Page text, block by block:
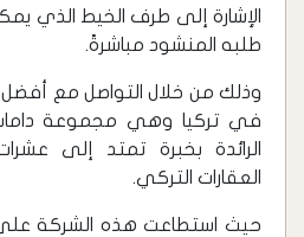
الإشارة إلى طرف الخيط الذي
طلبه المنشود مباشرةً.
وذلك من خلال التواصل مع أفضل
في تركيا وهي مجموعة داماس
الرائدة بخبرة تمتد إلى
العقارات التركي.
حيث استطاعت هذه الشركة